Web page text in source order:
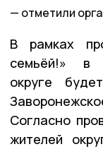
отметили
В рамках
семьёй!» в
округе
Согласно
жителей